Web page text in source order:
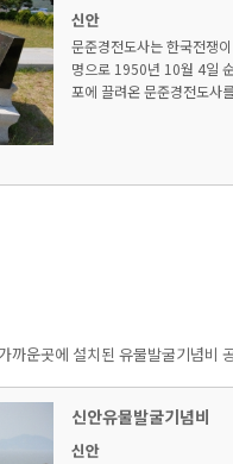
신안
문준경전도사는 한국전쟁
명으로 1950년 10월 4일
포에 끌려온 문준경전도사
운곳에 설치된 유물발굴기념비
신안유물발굴기념비
신안